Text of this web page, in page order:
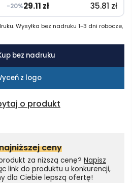
o produkt
−20%29.11 zł 35.81 zł
Wysyłka bez nadruku 1-3 dni robocze,
bez nadruku
z logo
ceny
za niższą cenę? Napisz
link do produktu u konkurencji,
dla Ciebie lepszą ofertę!